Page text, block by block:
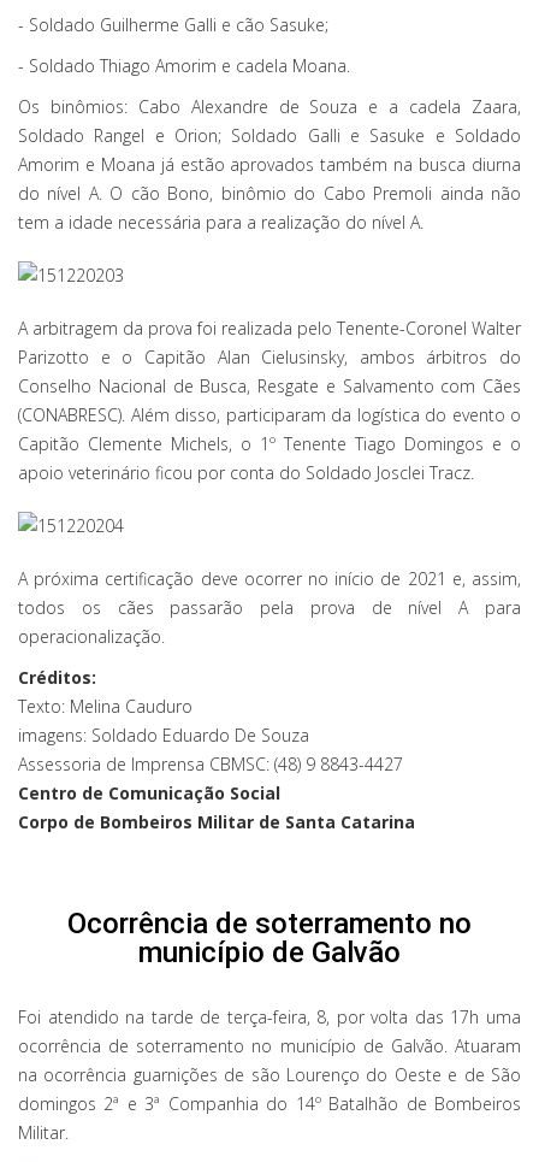
- Soldado Guilherme Galli e cão Sasuke;
- Soldado Thiago Amorim e cadela Moana.
Os binômios: Cabo Alexandre de Souza e a cadela Zaara,
Soldado Rangel e Orion; Soldado Galli e Sasuke e Soldado
Amorim e Moana já estão aprovados também na busca diurna
do nível A. O cão Bono, binômio do Cabo Premoli ainda não
tem a idade necessária para a realização do nível A.
A arbitragem da prova foi realizada pelo Tenente-Coronel Walter
Parizotto e o Capitão Alan Cielusinsky, ambos árbitros do
Conselho Nacional de Busca, Resgate e Salvamento com Cães
(CONABRESC). Além disso, participaram da logística do evento o
Capitão Clemente Michels, o 1º Tenente Tiago Domingos e o
apoio veterinário ficou por conta do Soldado Josclei Tracz.
A próxima certificação deve ocorrer no início de 2021 e, assim,
todos os cães passarão pela prova de nível A para
operacionalização.
Créditos:
Texto: Melina Cauduro
imagens: Soldado Eduardo De Souza
Assessoria de Imprensa CBMSC: (48) 9 8843-4427
Centro de Comunicação Social
Corpo de Bombeiros Militar de Santa Catarina
Ocorrência de soterramento no
município de Galvão
Foi atendido na tarde de terça-feira, 8, por volta das 17h uma
ocorrência de soterramento no município de Galvão. Atuaram
na ocorrência guarnições de são Lourenço do Oeste e de São
domingos 2ª e 3ª Companhia do 14º Batalhão de Bombeiros
Militar.